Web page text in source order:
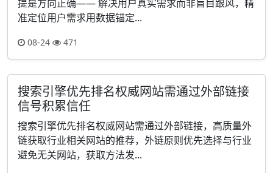
提是方向正确—— 解决用户真实需求而非盲目跟风，精
准定位用户需求用数据锚定...
08-24 471
搜索引擎优先排名权威网站需通过外部链接
信号积累信任
搜索引擎优先排名权威网站需通过外部链接，高质量外
链获取行业相关网站的推荐，外链原则优先选择与行业
避免无关网站，获取方法发...